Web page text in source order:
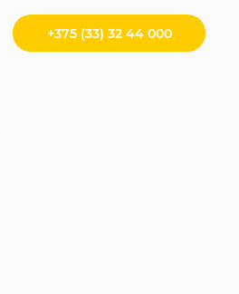
+375 (33) 32 44 000